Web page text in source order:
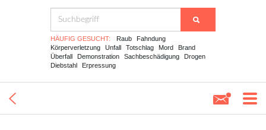
HÄUFIG GESUCHT: Raub
Fahndung
Körperverletzung
Unfall Totschlag Mord
Brand
Überfall
Demonstration Sachbeschädigung
Drogen
Diebstahl
Erpressung